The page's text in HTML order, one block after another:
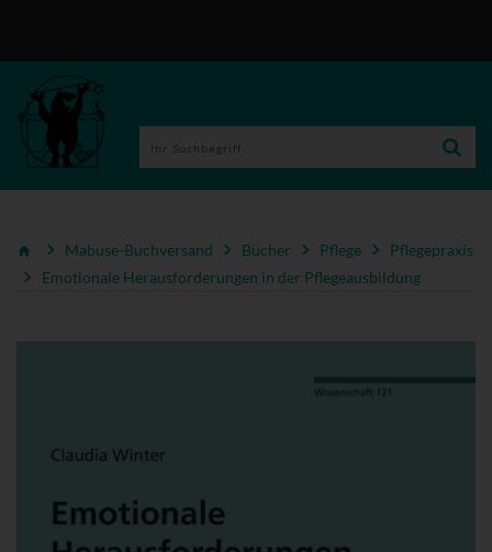
Mabuse-Buchversand Bücher Pflege
Pflegepraxis
Emotionale Herausforderungen in der Pflegeausbildung